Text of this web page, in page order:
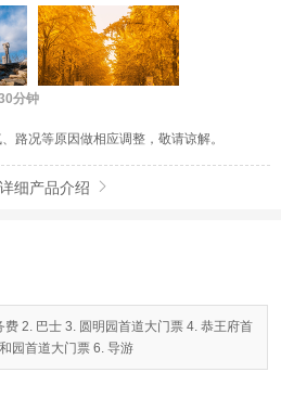
分钟
路况等原因做相应调整，敬请谅解。
细产品介绍 
费 2. 巴士 3. 圆明园首道大门票 4. 恭王府首
园首道大门票 6. 导游